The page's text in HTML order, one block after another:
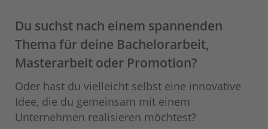
Du suchst nach einem spannenden
Thema für deine Bachelorarbeit,
Masterarbeit oder Promotion?
Oder hast du vielleicht selbst eine innovative
Idee, die du gemeinsam mit einem
Unternehmen realisieren möchtest?